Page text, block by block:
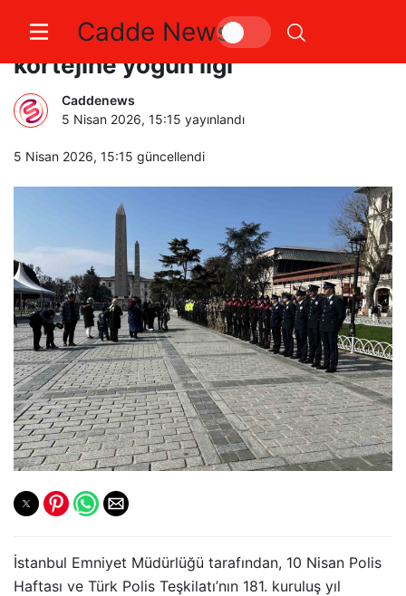
Cadde News
İstanbul’da Polis Haftası
kortejine yoğun ilgi
Caddenews
5 Nisan 2026, 15:15 yayınlandı
5 Nisan 2026, 15:15 güncellendi
İstanbul Emniyet Müdürlüğü tarafından, 10 Nisan Polis
Haftası ve Türk Polis Teşkilatı’nın 181. kuruluş yıl